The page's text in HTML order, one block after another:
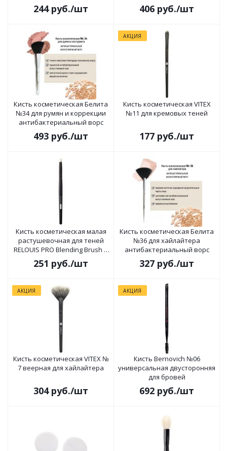
244руб./шт 406 руб./шт
Кисть косметическая Белита
№34 для румян и коррекции
антибактериальный ворс
493 руб./шт
АКЦИЯ
Кисть косметическая VITEX
№11 для кремовых теней
177 руб./шт
Кисть косметическая малая
растушевочная для теней
RELOUIS PRO Blending Brush S
№10
251 руб./шт
Кисть косметическая Белита
№36 для хайлайтера
антибактериальный ворс
327 руб./шт
АКЦИЯ
Кисть косметическая VITEX №
7 веерная для хайлайтера
304руб./шт
АКЦИЯ
Кисть Bernovich №06
универсальная двусторонняя
для бровей
692 руб./шт